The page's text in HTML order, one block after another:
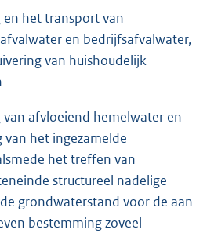
en het transport van
en bedrijfsafvalwater,
van huishoudelijk
van afvloeiend hemelwater en
van het ingezamelde
het treffen van
structureel nadelige
grondwaterstand voor de aan
bestemming zoveel